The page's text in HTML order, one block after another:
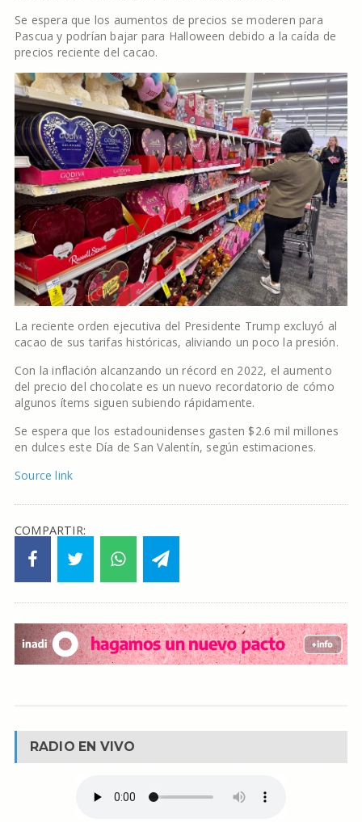
Se espera que los aumentos de precios se moderen para
Pascua y podrían bajar para Halloween debido a la caída de
precios reciente del cacao.
La reciente orden ejecutiva del Presidente Trump excluyó al
cacao de sus tarifas históricas, aliviando un poco la presión.
Con la inflación alcanzando un récord en 2022, el aumento
del precio del chocolate es un nuevo recordatorio de cómo
algunos ítems siguen subiendo rápidamente.
Se espera que los estadounidenses gasten $2.6 mil millones
en dulces este Día de San Valentín, según estimaciones.
Source link
COMPARTIR:
RADIO EN VIVO